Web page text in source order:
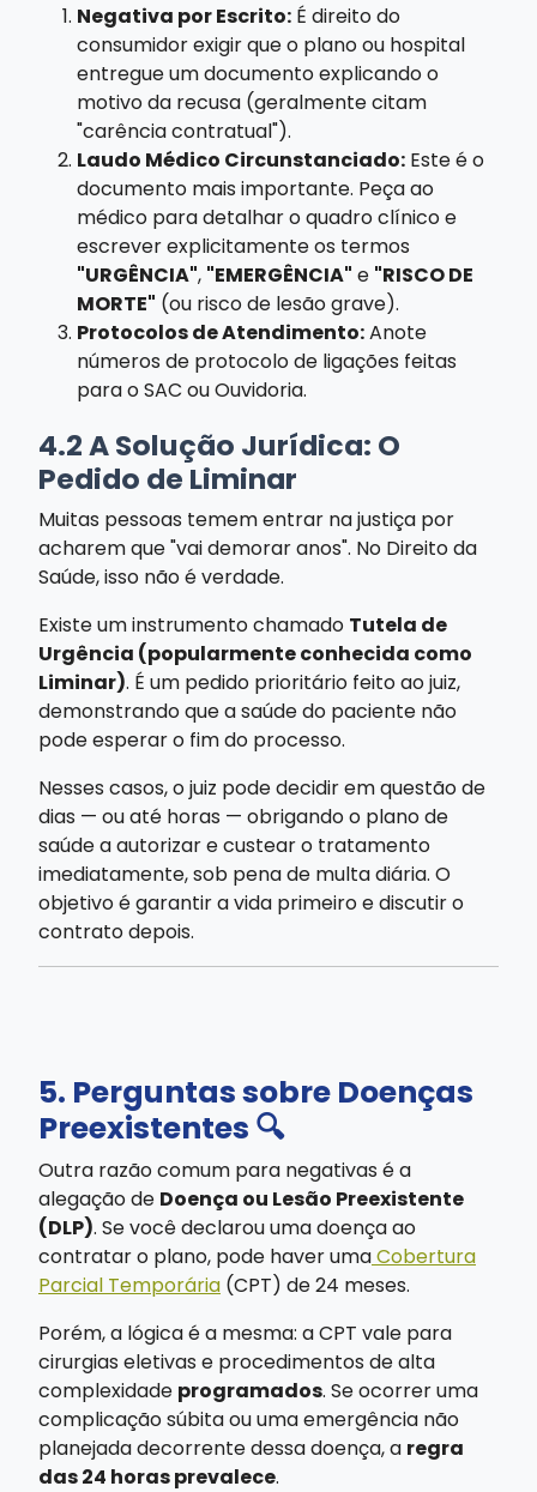
Negativa por Escrito: É direito do
consumidor exigir que o plano ou hospital
entregue um documento explicando o
motivo da recusa (geralmente citam
"carência contratual").
Laudo Médico Circunstanciado: Este é o
documento mais importante. Peça ao
médico para detalhar o quadro clínico e
escrever explicitamente os termos
"URGÊNCIA", "EMERGÊNCIA" e "RISCO DE
MORTE" (ou risco de lesão grave).
Protocolos de Atendimento:Anote
números de protocolo de ligações feitas
para o SAC ou Ouvidoria.
4.2 A Solução Jurídica: O
Pedido de Liminar
Muitas pessoas temem entrar na justiça por
acharem que "vai demorar anos". No Direito da
Saúde, isso não é verdade.
Existe um instrumento chamado Tutela de
Urgência (popularmente conhecida como
Liminar). É um pedido prioritário feito ao juiz,
demonstrando que a saúde do paciente não
pode esperar o fim do processo.
Nesses casos, o juiz pode decidir em questão de
dias — ou até horas — obrigando o plano de
saúde a autorizar e custear o tratamento
imediatamente, sob pena de multa diária. O
objetivo é garantir a vida primeiro e discutir o
contrato depois.
5. Perguntas sobre Doenças
Preexistentes 🔍
Outra razão comum para negativas é a
alegação de Doença ou Lesão Preexistente
(DLP). Se você declarou uma doença ao
contratar o plano, pode haver umaCobertura
Parcial Temporária (CPT) de 24 meses.
Porém, a lógica é a mesma: a CPT vale para
cirurgias eletivas e procedimentos de alta
complexidade programados. Se ocorrer uma
complicação súbita ou uma emergência não
planejada decorrente dessa doença, a regra
das 24 horas prevalece.